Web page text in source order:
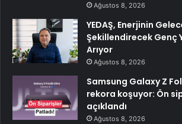
Ağustos 8, 2026
YEDAŞ, Enerjinin
Şekillendirecek Genç
Arıyor
Ağustos 8, 2026
Samsung Galaxy Z
rekora koşuyor: Ön
açıklandı
Ağustos 8, 2026